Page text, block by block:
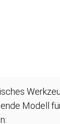
Modell